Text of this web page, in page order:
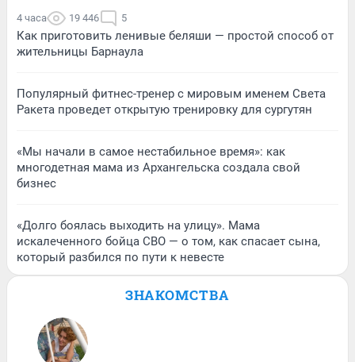
4 часа 19 446 5
Как приготовить ленивые беляши — простой способ от
жительницы Барнаула
Популярный фитнес-тренер с мировым именем Света
Ракета проведет открытую тренировку для сургутян
«Мы начали в самое нестабильное время»: как
многодетная мама из Архангельска создала свой
бизнес
«Долго боялась выходить на улицу». Мама
искалеченного бойца СВО — о том, как спасает сына,
который разбился по пути к невесте
ЗНАКОМСТВА